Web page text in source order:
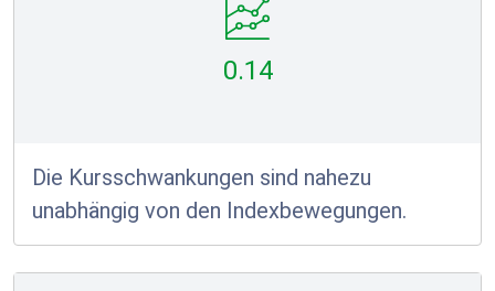
0.14
Die Kursschwankungen sind nahezu
unabhängig von den Indexbewegungen.